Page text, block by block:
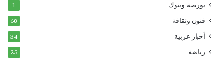
بورصة وبنوك 1
فنون وثقافة 68
أخبار عربية 34
رياضة 25